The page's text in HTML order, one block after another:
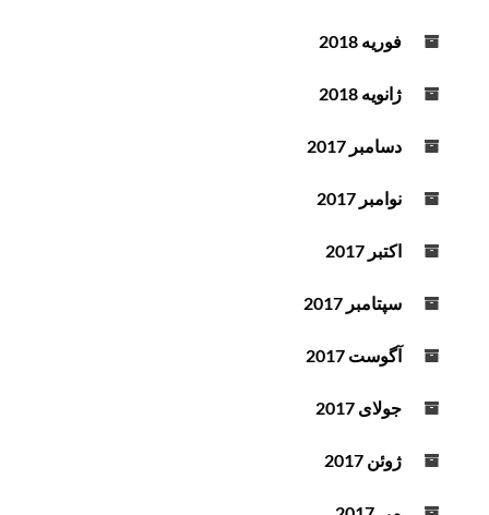
فوریه 2018
ژانویه 2018
دسامبر 2017
نوامبر 2017
اکتبر 2017
سپتامبر 2017
آگوست 2017
جولای 2017
ژوئن 2017